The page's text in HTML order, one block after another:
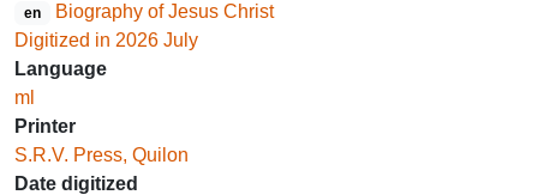
en
Biography of Jesus Christ
Digitized in 2026 July
Language
ml
Printer
S.R.V. Press, Quilon
Date digitized